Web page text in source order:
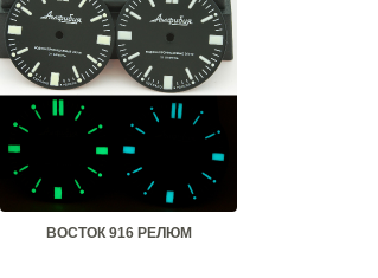
ВОСТОК 916 РЕЛЮМ